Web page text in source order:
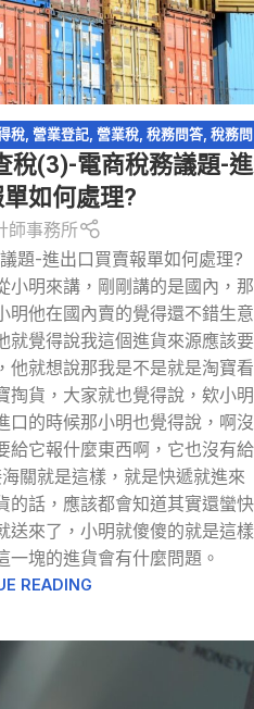
稅, 營業登記, 營業稅, 稅務問答, 稅務問
網路購物,跨境電商,電商系列,電子商務
稅(3)-電商稅務議題-進
如何處理?
師事務所
題-進出口買賣報單如何處理?
小明來講，剛剛講的是國內，那
明他在國內賣的覺得還不錯生意
就覺得說我這個進貨來源應該要
他就想說那我是不是就是淘寶看
掏貨，大家就也覺得說，欸小明
口的時候那小明也覺得說，啊沒
給它報什麼東西啊，它也沒有給
關就是這樣，就是快遞就進來
的話，應該都會知道其實還蠻快
送來了，小明就傻傻的就是這樣
塊的進貨會有什麼問題。
READING